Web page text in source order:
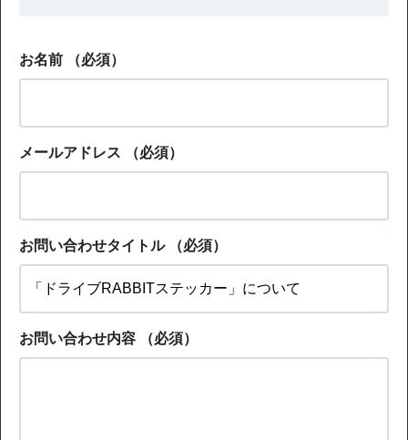
お名前 （必須）
メールアドレス （必須）
お問い合わせタイトル （必須）
お問い合わせ内容 （必須）